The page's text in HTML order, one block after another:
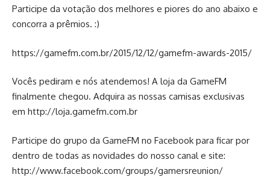
Participe da votação dos melhores e piores do ano abaixo e
concorra a prêmios. :)
https://gamefm.com.br/2015/12/12/gamefm-awards-2015/
Vocês pediram e nós atendemos! A loja da GameFM
finalmente chegou. Adquira as nossas camisas exclusivas
em http://loja.gamefm.com.br
Participe do grupo da GameFM no Facebook para ficar por
dentro de todas as novidades do nosso canal e site:
http://www.facebook.com/groups/gamersreunion/